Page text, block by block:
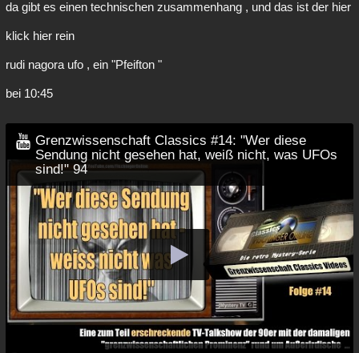
da gibt es einen technischen zusammenhang , und das ist der hier
klick hier rein
rudi nagora ufo , ein "Pfeifton "
bei 10:45
Grenzwissenschaft Classics #14: "Wer diese
Sendung nicht gesehen hat, weiß nicht, was UFOs
sind!" 94